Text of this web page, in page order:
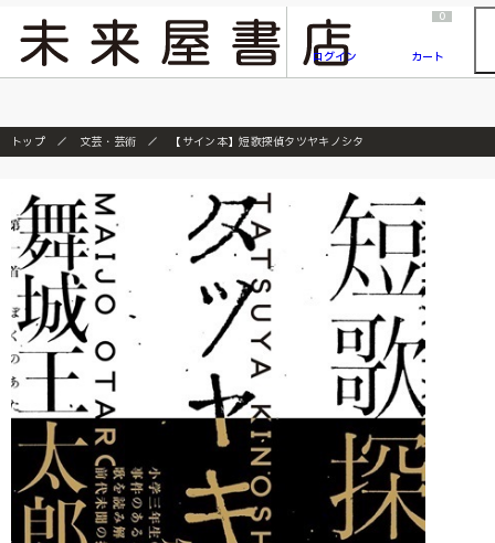
『ONE PIECE magazine 021 ONE PIECEカード付き同梱版』発売延期のご案内
ログイン
0
カート
トップ 文芸・芸術 【サイン本】短歌探偵タツヤキノシタ